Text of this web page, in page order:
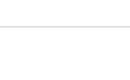
från arbetslivet
behöver du
Det innebär att